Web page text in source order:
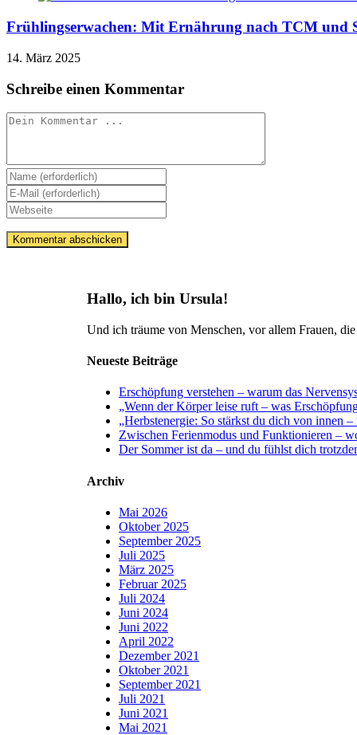
Frühlingserwachen: Mit Ernährung nach TCM und
14. März 2025
Schreibe einen Kommentar
Hallo, ich bin Ursula!
Und ich träume von Menschen, vor allem Frauen,
Neueste Beiträge
Erschöpfung verstehen – warum das
„Wenn der Körper leise ruft – was
„Herbstenergie: So stärkst du dich von innen
Zwischen Ferienmodus und Funktionieren –
Der Sommer ist da – und du fühlst dich
Archiv
Mai 2026
Oktober 2025
September 2025
Juli 2025
März 2025
Februar 2025
Juli 2024
Juni 2024
Juni 2022
April 2022
Dezember 2021
Oktober 2021
September 2021
Juli 2021
Juni 2021
Mai 2021